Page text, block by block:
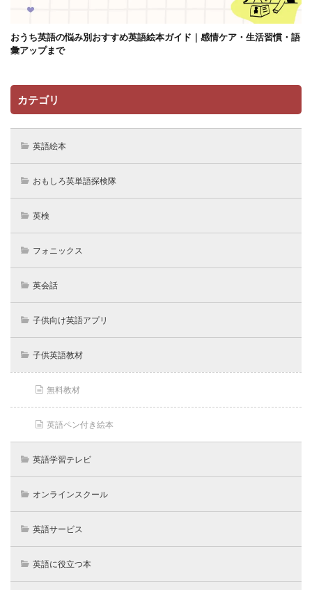
おうち英語の悩み別おすすめ英語絵本ガイド｜感情ケア・生活習慣・語
彙アップまで
カテゴリ
英語絵本
おもしろ英単語探検隊
英検
フォニックス
英会話
子供向け英語アプリ
子供英語教材
無料教材
英語ペン付き絵本
英語学習テレビ
オンラインスクール
英語サービス
英語に役立つ本